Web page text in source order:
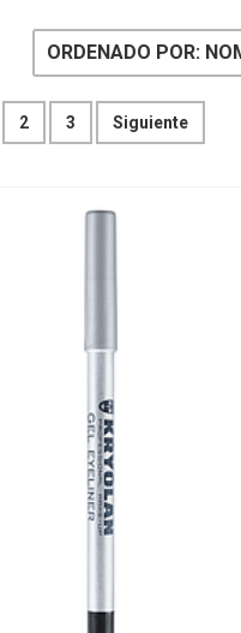
2 3 Siguiente
ORDENADO POR: